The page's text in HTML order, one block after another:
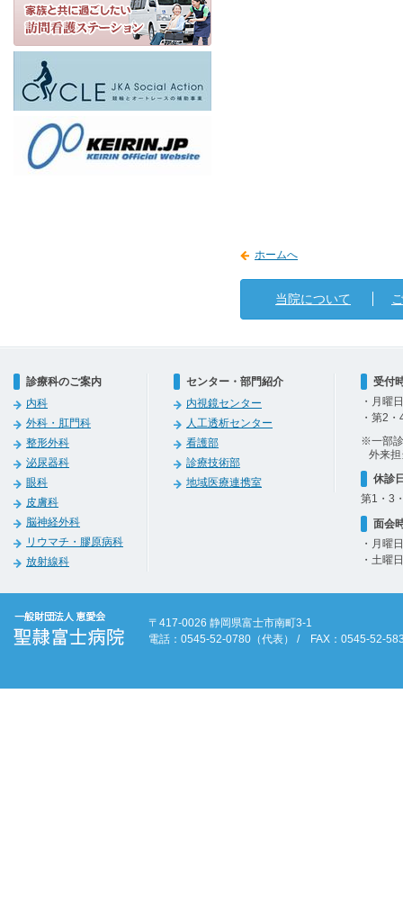
ホームへ
当院について
診療科のご案内
内科
外科・肛門科
整形外科
泌尿器科
眼科
皮膚科
脳神経外科
リウマチ・膠原病科
放射線科
センター・部門紹介
内視鏡センター
人工透析センター
看護部
診療技術部
地域医療連携室
受付
・月曜
・第2
※一部
外来担
休診
第1・3
面会
・月曜
・土曜
〒417-0026 静岡県富士市南町3-1
電話：0545-52-0780（代表） / FAX：0545-52-